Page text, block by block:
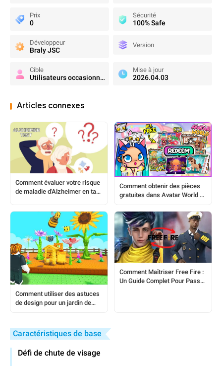
Prix
0
Sécurité
100% Safe
Développeur
Braly JSC
Version
Cible
Utilisateurs occasionnels
Mise à jour
2026.04.03
Articles connexes
Comment évaluer votre risque
de maladie d'Alzheimer en tant
Comment obtenir des pièces
gratuites dans Avatar World en
Comment utiliser des astuces
de design pour un jardin de
Comment Maîtriser Free Fire :
Un Guide Complet Pour Passer
Caractéristiques de base
Défi de chute de visage